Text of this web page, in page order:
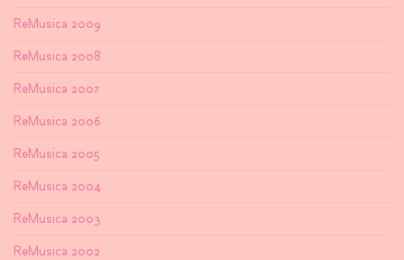
ReMusica 2009
ReMusica 2008
ReMusica 2007
ReMusica 2006
ReMusica 2005
ReMusica 2004
ReMusica 2003
ReMusica 2002